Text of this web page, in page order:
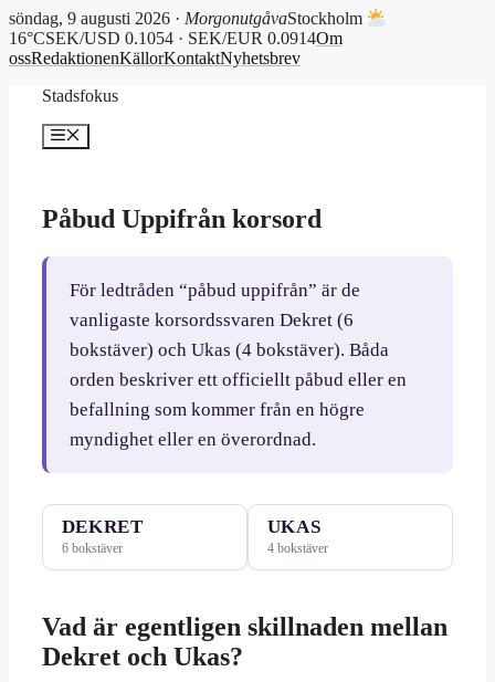
söndag, 9 augusti 2026 · MorgonutgåvaStockholm
16°CSEK/USD 0.1054 · SEK/EUR 0.0914Om
ossRedaktionenKällorKontaktNyhetsbrev
Stadsfokus
Meny
Påbud Uppifrån korsord
För ledtråden “påbud uppifrån” är de
vanligaste korsordssvaren Dekret (6
bokstäver) och Ukas (4 bokstäver). Båda
orden beskriver ett officiellt påbud eller en
befallning som kommer från en högre
myndighet eller en överordnad.
DEKRET
6 bokstäver
UKAS
4 bokstäver
Vad är egentligen skillnaden mellan
Dekret och Ukas?